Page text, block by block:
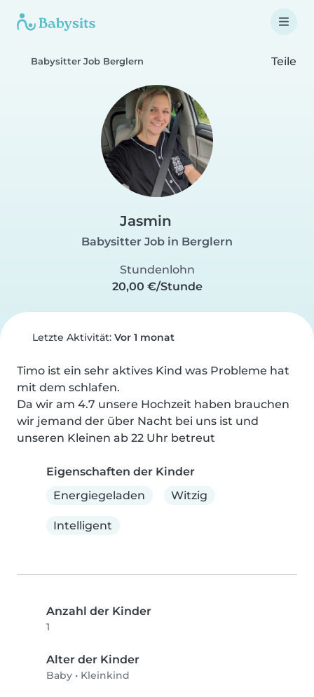
Babysitter Job Berglern Teile
Jasmin
Babysitter Job in Berglern
Stundenlohn
20,00 €/Stunde
Letzte Aktivität: Vor 1 monat
Timo ist ein sehr aktives Kind was Probleme hat
mit dem schlafen.
Da wir am 4.7 unsere Hochzeit haben brauchen
wir jemand der über Nacht bei uns ist und
unseren Kleinen ab 22 Uhr betreut
Eigenschaften der Kinder
Energiegeladen
Witzig
Intelligent
Anzahl der Kinder
1
Alter der Kinder
Baby • Kleinkind